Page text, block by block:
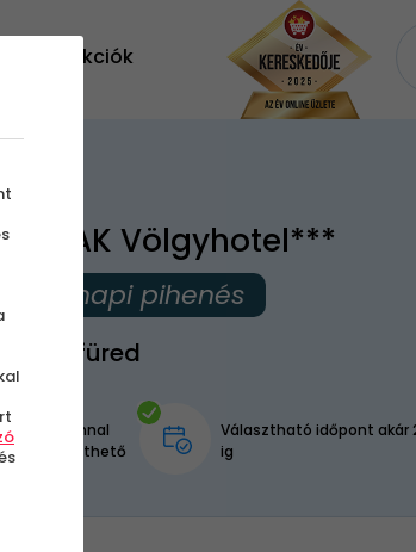
Akciók
Völgyhotel***
Hétköznapi pihenés
Mátrafüred
Azonnal
letölthető
Választható időpont akár
ig